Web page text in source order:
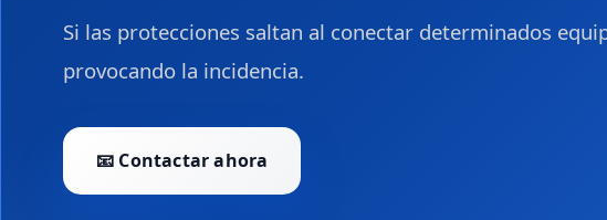
Si las protecciones saltan al conectar determinados
provocando la incidencia.
📧 Contactar ahora